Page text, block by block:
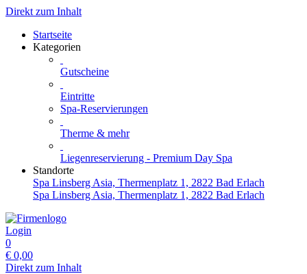
Direkt zum Inhalt
Startseite
Kategorien
Gutscheine
Eintritte
Spa-Reservierungen
Therme & mehr
Liegenreservierung - Premium Day Spa
Standorte
Spa Linsberg Asia, Thermenplatz 1, 2822 Bad Erlach
Spa Linsberg Asia, Thermenplatz 1, 2822 Bad Erlach
Login
0
€ 0,00
Direkt zum Inhalt